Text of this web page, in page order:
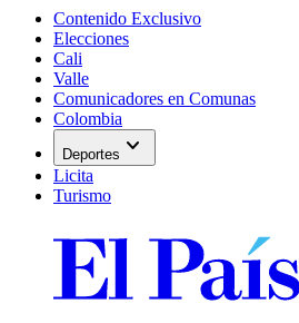
Contenido Exclusivo
Elecciones
Cali
Valle
Comunicadores en Comunas
Colombia
Deportes expand_more
Licita
Turismo